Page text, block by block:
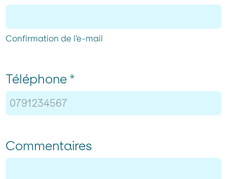
Confirmation de l’e-mail
Téléphone *
Commentaires